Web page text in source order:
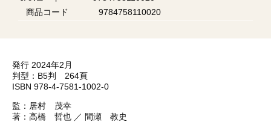
商品コード
9784758110020
発行 2024年2月
判型：B5判 264頁
ISBN 978-4-7581-1002-0
監：居村 茂幸
著：高橋 哲也 ／ 間瀬 教史